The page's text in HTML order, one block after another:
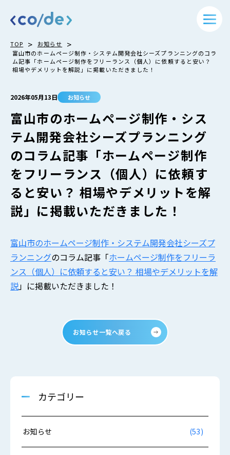
TOP > お知らせ >
富山市のホームページ制作・システム開発会社シーズプランニングのコラ
ム記事「ホームページ制作をフリーランス（個人）に依頼すると安い？
相場やデメリットを解説」に掲載いただきました！
2026年05月13日 お知らせ
富山市のホームページ制作・シス
テム開発会社シーズプランニング
のコラム記事「ホームページ制作
をフリーランス（個人）に依頼す
ると安い？ 相場やデメリットを解
説」に掲載いただきました！
富山市のホームページ制作・システム開発会社シーズプ
ランニングのコラム記事「ホームページ制作をフリーラ
ンス（個人）に依頼すると安い？ 相場やデメリットを解
説」に掲載いただきました！
お知らせ一覧へ戻る
カテゴリー
お知らせ (53)